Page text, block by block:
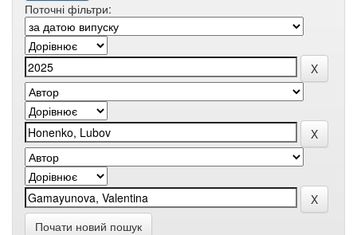
Поточні фільтри:
Почати новий пошук